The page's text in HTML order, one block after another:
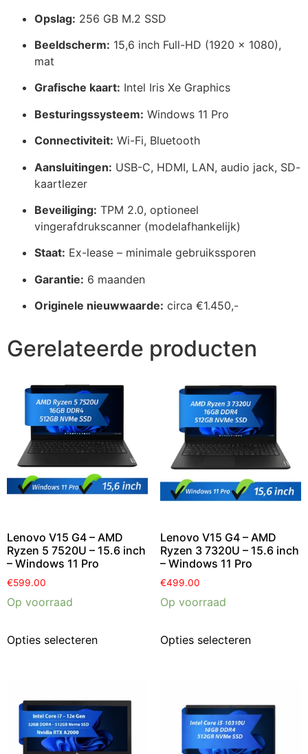
Opslag: 256 GB M.2 SSD
Beeldscherm: 15,6 inch Full-HD (1920 x 1080),
mat
Grafische kaart: Intel Iris Xe Graphics
Besturingssysteem: Windows 11 Pro
Connectiviteit: Wi-Fi, Bluetooth
Aansluitingen: USB-C, HDMI, LAN, audio jack, SD-
kaartlezer
Beveiliging: TPM 2.0, optioneel
vingerafdrukscanner (modelafhankelijk)
Staat: Ex-lease – minimale gebruikssporen
Garantie: 6 maanden
Originele nieuwwaarde: circa €1.450,-
Gerelateerde producten
Lenovo V15 G4 – AMD
Ryzen 5 7520U – 15.6 inch
– Windows 11 Pro
€599.00
Op voorraad
Opties selecteren
Lenovo V15 G4 – AMD
Ryzen 3 7320U – 15.6 inch
– Windows 11 Pro
€499.00
Op voorraad
Opties selecteren